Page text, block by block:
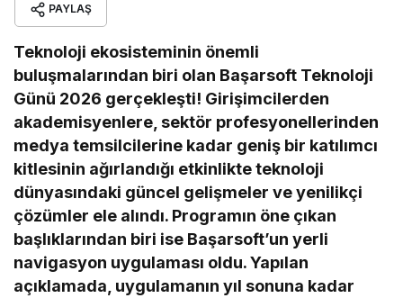
PAYLAŞ
Teknoloji ekosisteminin önemli
buluşmalarından biri olan Başarsoft Teknoloji
Günü 2026 gerçekleşti! Girişimcilerden
akademisyenlere, sektör profesyonellerinden
medya temsilcilerine kadar geniş bir katılımcı
kitlesinin ağırlandığı etkinlikte teknoloji
dünyasındaki güncel gelişmeler ve yenilikçi
çözümler ele alındı. Programın öne çıkan
başlıklarından biri ise Başarsoft’un yerli
navigasyon uygulaması oldu. Yapılan
açıklamada, uygulamanın yıl sonuna kadar